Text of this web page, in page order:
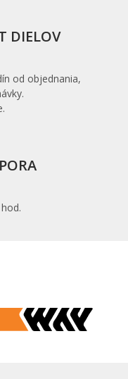
DIELOV
od objednania,